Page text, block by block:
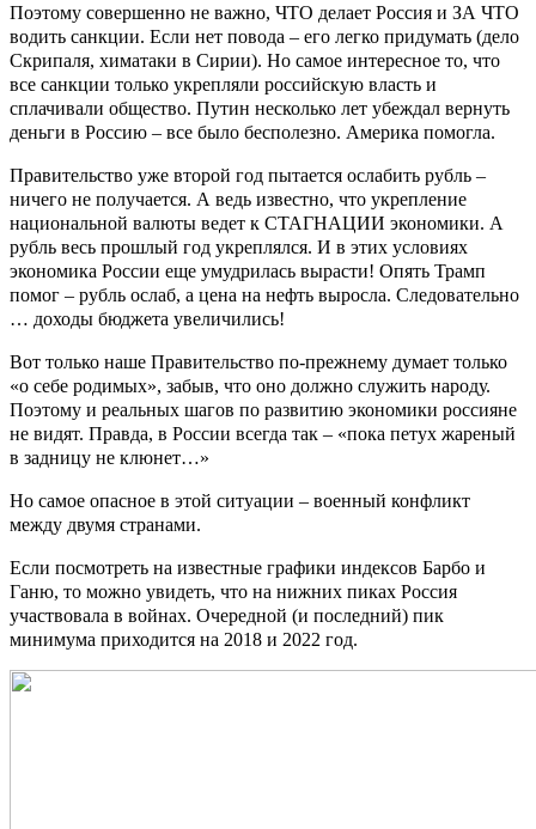
Поэтому совершенно не важно, ЧТО делает Россия и ЗА ЧТО
водить санкции. Если нет повода – его легко придумать (дело
Скрипаля, химатаки в Сирии). Но самое интересное то, что
все санкции только укрепляли российскую власть и
сплачивали общество. Путин несколько лет убеждал вернуть
деньги в Россию – все было бесполезно. Америка помогла.
Правительство уже второй год пытается ослабить рубль –
ничего не получается. А ведь известно, что укрепление
национальной валюты ведет к СТАГНАЦИИ экономики. А
рубль весь прошлый год укреплялся. И в этих условиях
экономика России еще умудрилась вырасти! Опять Трамп
помог – рубль ослаб, а цена на нефть выросла. Следовательно
… доходы бюджета увеличились!
Вот только наше Правительство по-прежнему думает только
«о себе родимых», забыв, что оно должно служить народу.
Поэтому и реальных шагов по развитию экономики россияне
не видят. Правда, в России всегда так – «пока петух жареный
в задницу не клюнет…»
Но самое опасное в этой ситуации – военный конфликт
между двумя странами.
Если посмотреть на известные графики индексов Барбо и
Ганю, то можно увидеть, что на нижних пиках Россия
участвовала в войнах. Очередной (и последний) пик
минимума приходится на 2018 и 2022 год.